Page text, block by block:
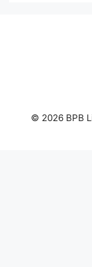
© 2026 BPB